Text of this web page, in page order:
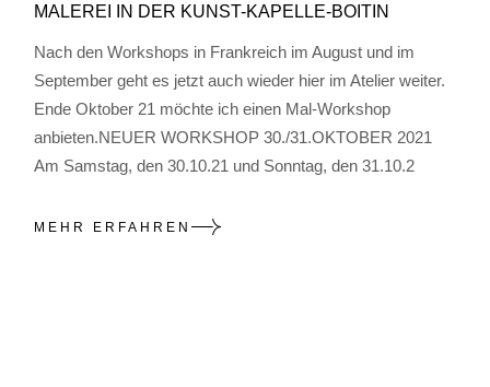
MALEREI IN DER KUNST-KAPELLE-BOITIN
Nach den Workshops in Frankreich im August und im
September geht es jetzt auch wieder hier im Atelier weiter.
Ende Oktober 21 möchte ich einen Mal-Workshop
anbieten.NEUER WORKSHOP 30./31.OKTOBER 2021
Am Samstag, den 30.10.21 und Sonntag, den 31.10.2
MEHR ERFAHREN